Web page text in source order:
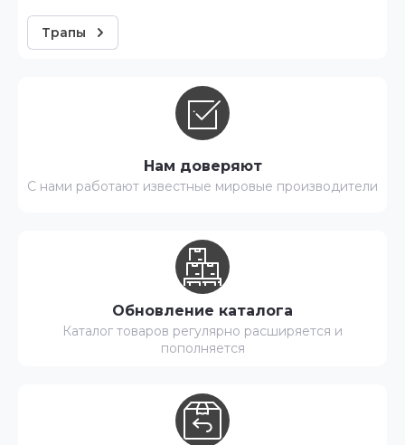
Трапы
Нам доверяют
С нами работают известные мировые производители
Обновление каталога
Каталог товаров регулярно расширяется и
пополняется